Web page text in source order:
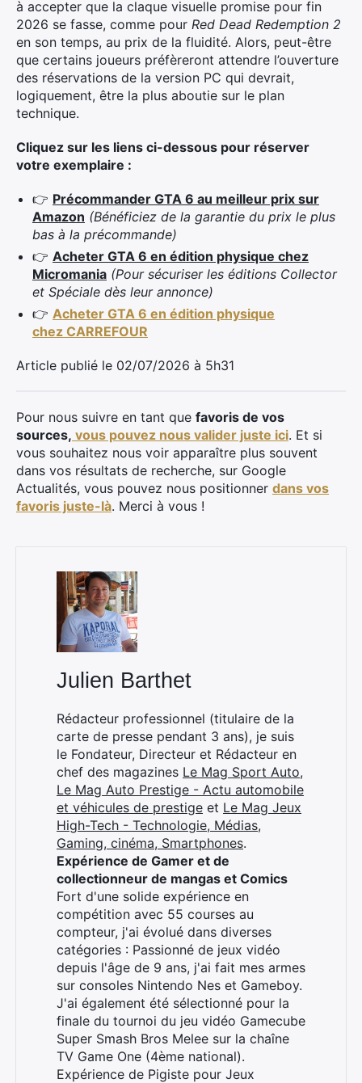
à accepter que la claque visuelle promise pour fin
2026 se fasse, comme pour Red Dead Redemption 2
en son temps, au prix de la fluidité. Alors, peut-être
que certains joueurs préfèreront attendre l’ouverture
des réservations de la version PC qui devrait,
logiquement, être la plus aboutie sur le plan
technique.
Cliquez sur les liens ci-dessous pour réserver
votre exemplaire :
👉 Précommander GTA 6 au meilleur prix sur
Amazon (Bénéficiez de la garantie du prix le plus
bas à la précommande)
👉 Acheter GTA 6 en édition physique chez
Micromania (Pour sécuriser les éditions Collector
et Spéciale dès leur annonce)
👉 Acheter GTA 6 en édition physique
chez CARREFOUR
Article publié le 02/07/2026 à 5h31
Pour nous suivre en tant que favoris de vos
sources, vous pouvez nous valider juste ici. Et si
vous souhaitez nous voir apparaître plus souvent
dans vos résultats de recherche, sur Google
Actualités, vous pouvez nous positionner dans vos
favoris juste-là. Merci à vous !
Julien Barthet
Rédacteur professionnel (titulaire de la
carte de presse pendant 3 ans), je suis
le Fondateur, Directeur et Rédacteur en
chef des magazines Le Mag Sport Auto,
Le Mag Auto Prestige - Actu automobile
et véhicules de prestige et Le Mag Jeux
High-Tech - Technologie, Médias,
Gaming, cinéma, Smartphones.
Expérience de Gamer et de
collectionneur de mangas et Comics
Fort d'une solide expérience en
compétition avec 55 courses au
compteur, j'ai évolué dans diverses
catégories : Passionné de jeux vidéo
depuis l'âge de 9 ans, j'ai fait mes armes
sur consoles Nintendo Nes et Gameboy.
J'ai également été sélectionné pour la
finale du tournoi du jeu vidéo Gamecube
Super Smash Bros Melee sur la chaîne
TV Game One (4ème national).
Expérience de Pigiste pour Jeux
Rechercher